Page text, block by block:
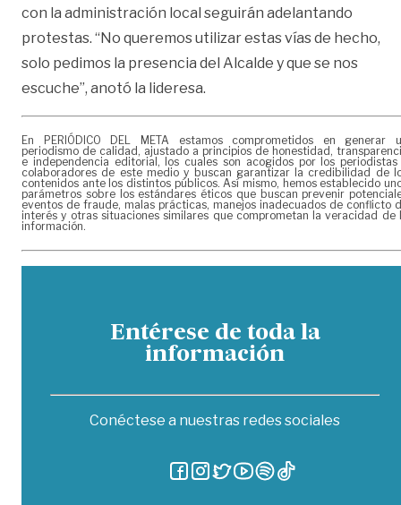
con la administración local seguirán adelantando
protestas. “No queremos utilizar estas vías de hecho,
solo pedimos la presencia del Alcalde y que se nos
escuche”, anotó la lideresa.
En PERIÓDICO DEL META estamos comprometidos en generar
periodismo de calidad, ajustado a principios de honestidad,
e independencia editorial, los cuales son acogidos por los periodistas
colaboradores de este medio y buscan garantizar la credibilidad de
contenidos ante los distintos públicos. Así mismo, hemos establecido
parámetros sobre los estándares éticos que buscan prevenir
eventos de fraude, malas prácticas, manejos inadecuados de conflicto
interés y otras situaciones similares que comprometan la veracidad de
información.
Entérese de toda la
información
Conéctese a nuestras redes sociales